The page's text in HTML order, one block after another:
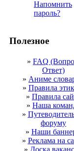
Напомнить
пароль?
Полезное
» FAQ
Ответ)
» Аниме
» Правила
» Правила
» Наша
»
форуму
» Наши
» Реклама на
» Доска